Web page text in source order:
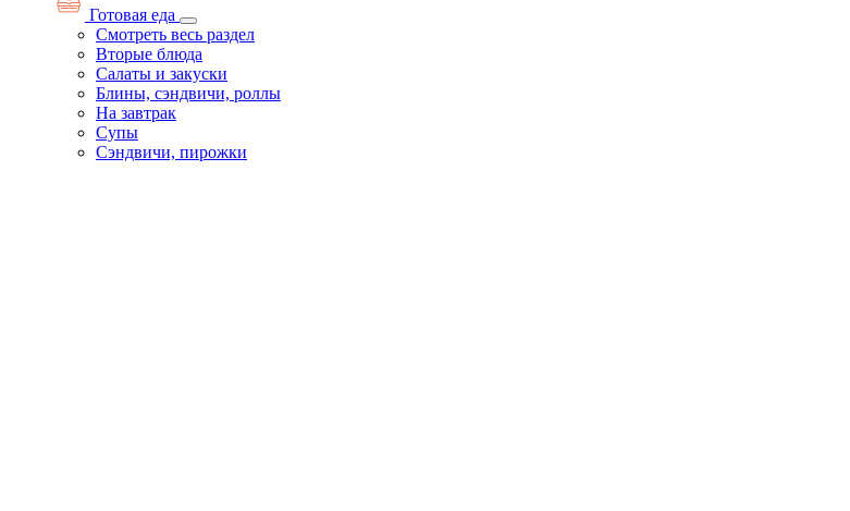
Готовая еда
Смотреть весь раздел
Вторые блюда
Салаты и закуски
Блины, сэндвичи, роллы
На завтрак
Супы
Сэндвичи, пирожки